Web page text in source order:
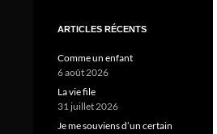
ARTICLES RÉCENTS
Comme un enfant
6 août 2026
La vie file
31 juillet 2026
Je me souviens d’un certain